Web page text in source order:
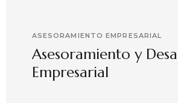
ASESORAMIENTO EMPRESARIAL
Asesoramiento y
Empresarial